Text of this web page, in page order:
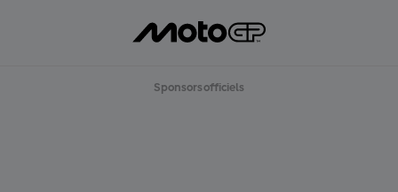
Sponsors officiels